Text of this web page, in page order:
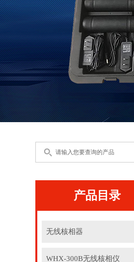
产品目录
无线核相器
WHX-300B无线核相仪